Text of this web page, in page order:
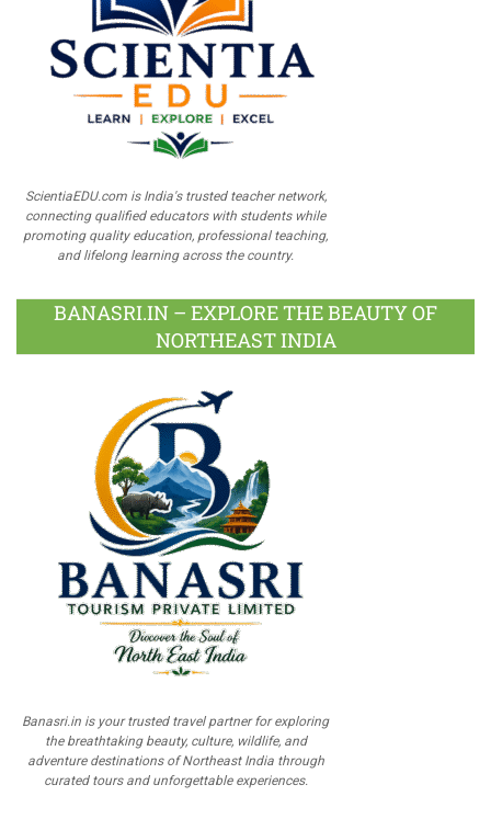
ScientiaEDU.com is India's trusted teacher network,
connecting qualified educators with students while
promoting quality education, professional teaching,
and lifelong learning across the country.
BANASRI.IN – EXPLORE THE BEAUTY OF
NORTHEAST INDIA
Banasri.in is your trusted travel partner for exploring
the breathtaking beauty, culture, wildlife, and
adventure destinations of Northeast India through
curated tours and unforgettable experiences.